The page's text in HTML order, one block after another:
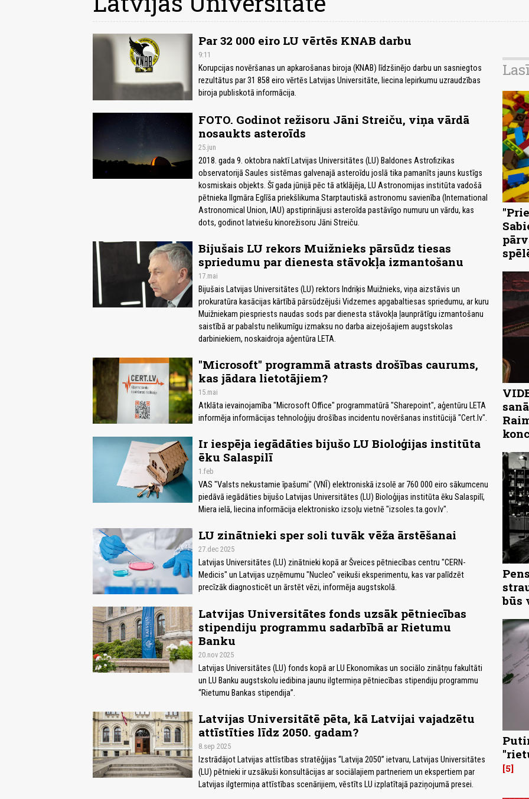
Par 32 000 eiro LU vērtēs KNAB darbu
9:11
Korupcijas novēršanas un apkarošanas biroja (KNAB) līdzšinējo darbu un sasniegtos
rezultātus par 31 858 eiro vērtēs Latvijas Universitāte, liecina Iepirkumu uzraudzības
biroja publiskotā informācija.
FOTO. Godinot režisoru Jāni Streiču, viņa vārdā
nosaukts asteroīds
25.jun
2018. gada 9. oktobra naktī Latvijas Universitātes (LU) Baldones Astrofizikas
observatorijā Saules sistēmas galvenajā asteroīdu joslā tika pamanīts jauns kustīgs
kosmiskais objekts. Šī gada jūnijā pēc tā atklājēja, LU Astronomijas institūta vadošā
pētnieka Ilgmāra Eglīša priekšlikuma Starptautiskā astronomu savienība (International
Astronomical Union, IAU) apstiprinājusi asteroīda pastāvīgo numuru un vārdu, kas
dots, godinot latviešu kinorežisoru Jāni Streiču.
Bijušais LU rekors Muižnieks pārsūdz tiesas
spriedumu par dienesta stāvokļa izmantošanu
17.mai
Bijušais Latvijas Universitātes (LU) rektors Indriķis Muižnieks, viņa aizstāvis un
prokuratūra kasācijas kārtībā pārsūdzējuši Vidzemes apgabaltiesas spriedumu, ar kuru
Muižniekam piespriests naudas sods par dienesta stāvokļa ļaunprātīgu izmantošanu
saistībā ar pabalstu nelikumīgu izmaksu no darba aizejošajiem augstskolas
darbiniekiem, noskaidroja aģentūra LETA.
"Microsoft" programmā atrasts drošības caurums,
kas jādara lietotājiem?
15.mai
Atklāta ievainojamība "Microsoft Office" programmatūrā "Sharepoint", aģentūru LETA
informēja informācijas tehnoloģiju drošības incidentu novēršanas institūcijā "Cert.lv".
Ir iespēja iegādāties bijušo LU Bioloģijas institūta
ēku Salaspilī
1.feb
VAS "Valsts nekustamie īpašumi" (VNĪ) elektroniskā izsolē ar 760 000 eiro sākumcenu
piedāvā iegādāties bijušo Latvijas Universitātes (LU) Bioloģijas institūta ēku Salaspilī,
Miera ielā, liecina informācija elektronisko izsoļu vietnē "izsoles.ta.gov.lv".
LU zinātnieki sper soli tuvāk vēža ārstēšanai
27.dec 2025
Latvijas Universitātes (LU) zinātnieki kopā ar Šveices pētniecības centru "CERN-
Medicis" un Latvijas uzņēmumu "Nucleo" veikuši eksperimentu, kas var palīdzēt
precīzāk diagnosticēt un ārstēt vēzi, informēja augstskolā.
Latvijas Universitātes fonds uzsāk pētniecības
stipendiju programmu sadarbībā ar Rietumu
Banku
20.nov 2025
Latvijas Universitātes (LU) fonds kopā ar LU Ekonomikas un sociālo zinātņu fakultāti
un LU Banku augstskolu iedibina jaunu ilgtermiņa pētniecības stipendiju programmu
“Rietumu Bankas stipendija”.
Latvijas Universitātē pēta, kā Latvijai vajadzētu
attīstīties līdz 2050. gadam?
8.sep 2025
Izstrādājot Latvijas attīstības stratēģijas “Latvija 2050” ietvaru, Latvijas Universitātes
(LU) pētnieki ir uzsākuši konsultācijas ar sociālajiem partneriem un ekspertiem par
Latvijas ilgtermiņa attīstības scenārijiem, vēstīts LU izplatītajā paziņojumā presei.
būs
5